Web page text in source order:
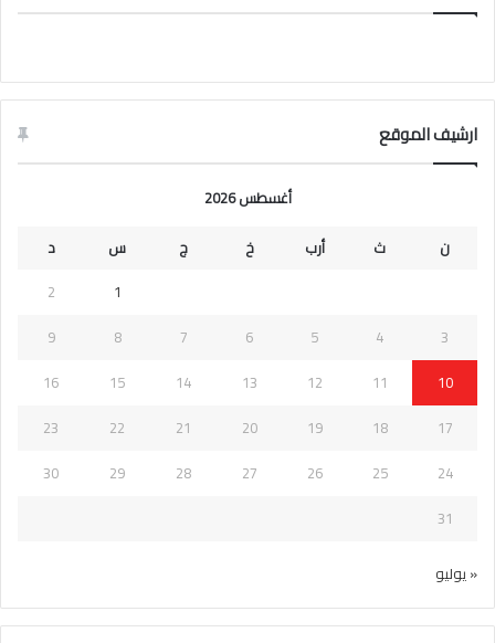
ارشيف الموقع
أغسطس 2026
ن
ث أرب خ ج س
د
1
2
3
4
5
6
7
8
9
10
11
12
13
14
15
16
17
18
19
20
21
22
23
24
25
26
27
28
29
30
31
« يوليو